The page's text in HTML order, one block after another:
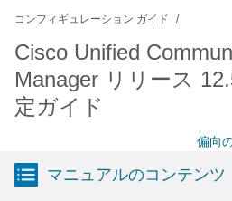
コンフィギュレーション ガイド
Cisco Unified
Manager リリース
定ガイド
偏向
マニュアルのコンテンツ